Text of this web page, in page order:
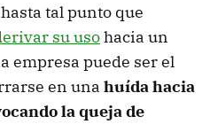
tal punto que
su usohacia un
empresa puede ser el
en una huída hacia
la queja de